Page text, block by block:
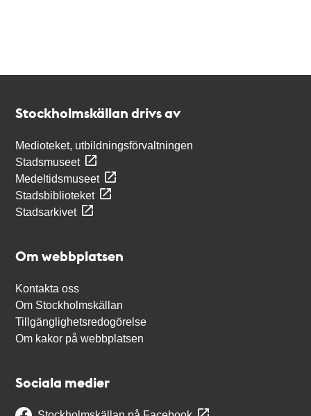
Stockholmskällan drivs av
Medioteket, utbildningsförvaltningen
Stadsmuseet
Medeltidsmuseet
Stadsbiblioteket
Stadsarkivet
Om webbplatsen
Kontakta oss
Om Stockholmskällan
Tillgänglighetsredogörelse
Om kakor på webbplatsen
Sociala medier